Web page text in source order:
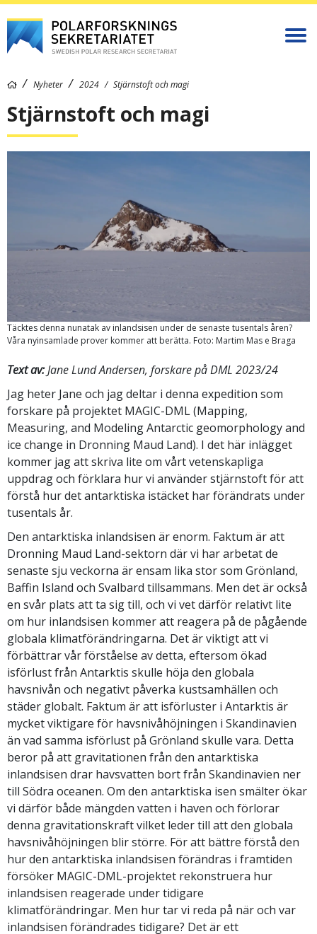
Nyheter 2024 Stjärnstoft och magi
Stjärnstoft och magi
Täcktes denna nunatak av inlandsisen under de senaste tusentals åren?
Våra nyinsamlade prover kommer att berätta. Foto: Martim Mas e Braga
Text av:Jane Lund Andersen, forskare på DML 2023/24
Jag heter Jane och jag deltar i denna expedition som
forskare på projektet MAGIC-DML (Mapping,
Measuring, and Modeling Antarctic geomorphology and
ice change in Dronning Maud Land). I det här inlägget
kommer jag att skriva lite om vårt vetenskapliga
uppdrag och förklara hur vi använder stjärnstoft för att
förstå hur det antarktiska istäcket har förändrats under
tusentals år.
Den antarktiska inlandsisen är enorm. Faktum är att
Dronning Maud Land-sektorn där vi har arbetat de
senaste sju veckorna är ensam lika stor som Grönland,
Baffin Island och Svalbard tillsammans. Men det är också
en svår plats att ta sig till, och vi vet därför relativt lite
om hur inlandsisen kommer att reagera på de pågående
globala klimatförändringarna. Det är viktigt att vi
förbättrar vår förståelse av detta, eftersom ökad
isförlust från Antarktis skulle höja den globala
havsnivån och negativt påverka kustsamhällen och
städer globalt. Faktum är att isförluster i Antarktis är
mycket viktigare för havsnivåhöjningen i Skandinavien
än vad samma isförlust på Grönland skulle vara. Detta
beror på att gravitationen från den antarktiska
inlandsisen drar havsvatten bort från Skandinavien ner
till Södra oceanen. Om den antarktiska isen smälter ökar
vi därför både mängden vatten i haven och förlorar
denna gravitationskraft vilket leder till att den globala
havsnivåhöjningen blir större. För att bättre förstå den
hur den antarktiska inlandsisen förändras i framtiden
försöker MAGIC-DML-projektet rekonstruera hur
inlandsisen reagerade under tidigare
klimatförändringar. Men hur tar vi reda på när och var
inlandsisen förändrades tidigare? Det är ett